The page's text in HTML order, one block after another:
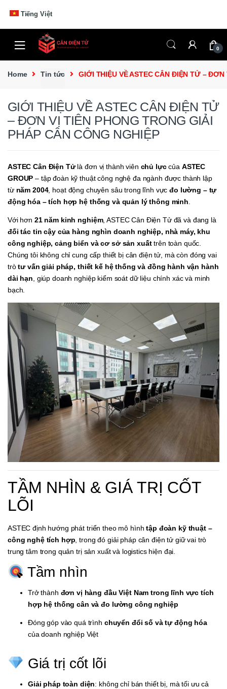
Tiếng Việt
0
Home Tin tức GIỚI THIỆU VỀ ASTEC CÂN ĐIỆN TỬ –
GIỚI THIỆU VỀ ASTEC CÂN ĐIỆN TỬ
– ĐƠN VỊ TIÊN PHONG TRONG GIẢI
PHÁP CÂN CÔNG NGHIỆP
ASTEC Cân Điện Tửlà đơn vị thành viên chủ lựccủa ASTEC
GROUP – tập đoàn kỹ thuật công nghệ đa ngành được thành lập
từ năm 2004, hoạt động chuyên sâu trong lĩnh vựcđo lường – tự
động hóa – tích hợp hệ thống và quản lý thông minh.
Với hơn 21 năm kinh nghiệm, ASTEC Cân Điện Tử đã và đang là
đối tác tin cậy của hàng nghìn doanh nghiệp, nhà máy, khu
công nghiệp, cảng biển và cơ sở sản xuấttrên toàn quốc.
Chúng tôi không chỉ cung cấp thiết bị cân điện tử, mà còn đóng vai
tròtư vấn giải pháp, thiết kế hệ thống và đồng hành vận hành
dài hạn, giúp doanh nghiệp kiểm soát dữ liệu chính xác và minh
bạch.
TẦM NHÌN & GIÁ TRỊ CỐT
LÕI
ASTEC định hướng phát triển theo mô hìnhtập đoàn kỹ thuật –
công nghệ tích hợp , trong đó giải pháp cân điện tử giữ vai trò
trung tâm trong quản trị sản xuất và logistics hiện đại.
Tầm nhìn
Trở thành đơn vị hàng đầu Việt Nam trong lĩnh vực tích
hợp hệ thống cân và đo lường công nghiệp
Đóng góp vào quá trình chuyển đổi số và tự động hóa
của doanh nghiệp Việt
Giá trị cốt lõi
Giải pháp toàn diện: không chỉ bán thiết bị, mà tối ưu cả